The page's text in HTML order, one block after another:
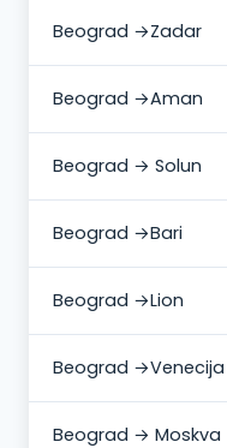
Beograd →Zadar
Beograd →Aman
Beograd → Solun
Beograd →Bari
Beograd →Lion
Beograd →Venecija
Beograd → Moskva